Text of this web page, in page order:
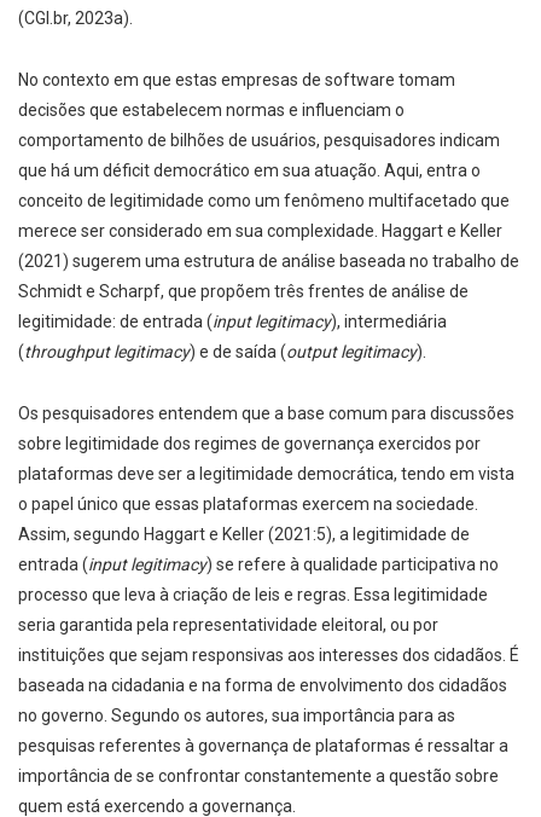
(CGI.br, 2023a).
No contexto em que estas empresas de software tomam
decisões que estabelecem normas e influenciam o
comportamento de bilhões de usuários, pesquisadores indicam
que há um déficit democrático em sua atuação. Aqui, entra o
conceito de legitimidade como um fenômeno multifacetado que
merece ser considerado em sua complexidade. Haggart e Keller
(2021) sugerem uma estrutura de análise baseada no trabalho de
Schmidt e Scharpf, que propõem três frentes de análise de
legitimidade: de entrada (input legitimacy), intermediária
(throughput legitimacy) e de saída (output legitimacy).
Os pesquisadores entendem que a base comum para discussões
sobre legitimidade dos regimes de governança exercidos por
plataformas deve ser a legitimidade democrática, tendo em vista
o papel único que essas plataformas exercem na sociedade.
Assim, segundo Haggart e Keller (2021:5), a legitimidade de
entrada (input legitimacy) se refere à qualidade participativa no
processo que leva à criação de leis e regras. Essa legitimidade
seria garantida pela representatividade eleitoral, ou por
instituições que sejam responsivas aos interesses dos cidadãos. É
baseada na cidadania e na forma de envolvimento dos cidadãos
no governo. Segundo os autores, sua importância para as
pesquisas referentes à governança de plataformas é ressaltar a
importância de se confrontar constantemente a questão sobre
quem está exercendo a governança.